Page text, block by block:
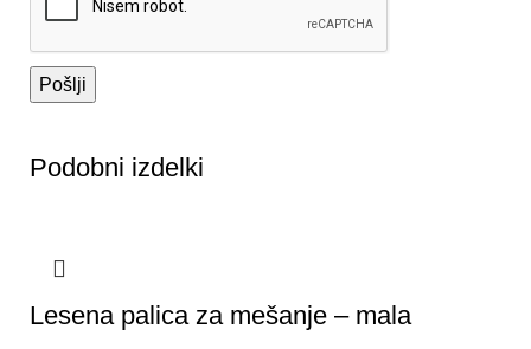
Podobni izdelki
Lesena palica za mešanje – mala